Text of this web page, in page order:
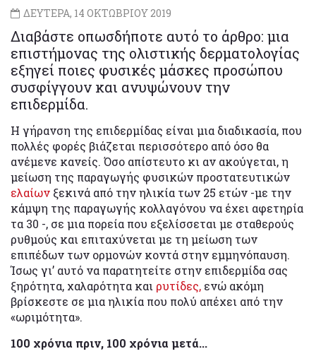
ΔΕΥΤΕΡΑ, 14 ΟΚΤΩΒΡΙΟΥ 2019
Διαβάστε οπωσδήποτε αυτό το άρθρο: μια
επιστήμονας της ολιστικής δερματολογίας
εξηγεί ποιες φυσικές μάσκες προσώπου
συσφίγγουν και ανυψώνουν την
επιδερμίδα.
Η γήρανση της επιδερμίδας είναι μια διαδικασία, που
πολλές φορές βιάζεται περισσότερο από όσο θα
ανέμενε κανείς. Όσο απίστευτο κι αν ακούγεται, η
μείωση της παραγωγής φυσικών προστατευτικών
ελαίων ξεκινά από την ηλικία των 25 ετών -με την
κάμψη της παραγωγής κολλαγόνου να έχει αφετηρία
τα 30 -, σε μια πορεία που εξελίσσεται με σταθερούς
ρυθμούς και επιταχύνεται με τη μείωση των
επιπέδων των ορμονών κοντά στην εμμηνόπαυση.
Ίσως γι’ αυτό να παρατητείτε στην επιδερμίδα σας
ξηρότητα, χαλαρότητα και ρυτίδες, ενώ ακόμη
βρίσκεστε σε μια ηλικία που πολύ απέχει από την
«ωριμότητα».
100 χρόνια πριν, 100 χρόνια μετά...